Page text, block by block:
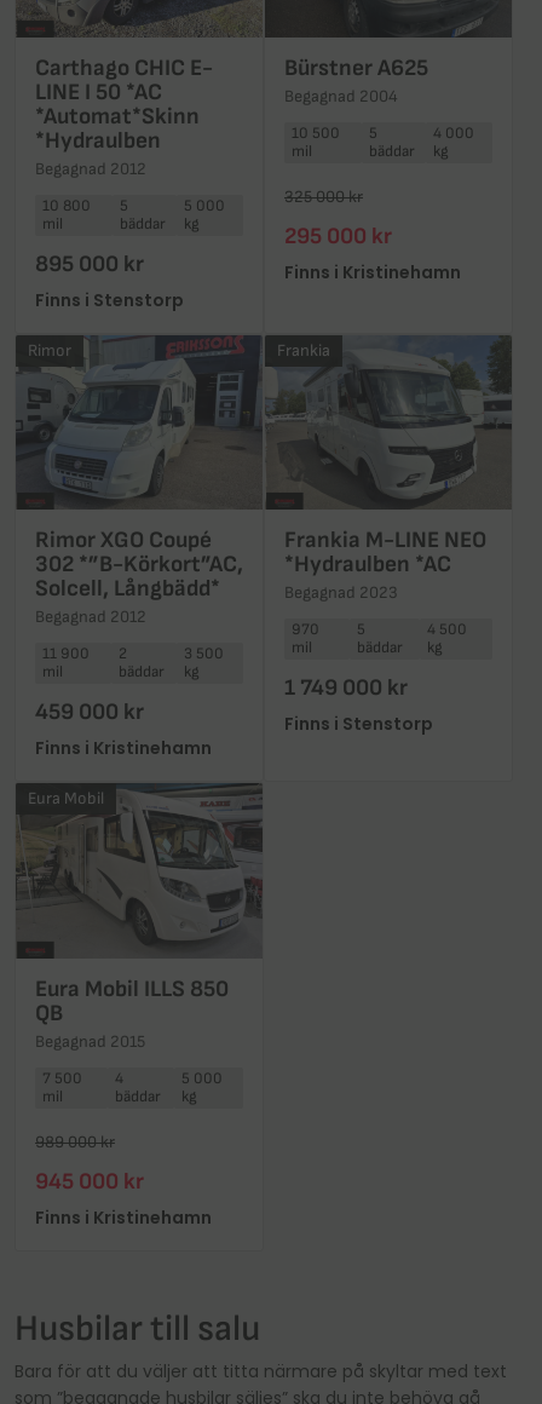
Carthago CHIC E-
LINE I 50 *AC
*Automat*Skinn
*Hydraulben
Begagnad 2012
10 800
mil
5
bäddar
5 000
kg
895 000 kr
Finns i Stenstorp
Bürstner A625
Begagnad 2004
10 500
mil
5
bäddar
4 000
kg
325 000 kr
295 000 kr
Finns i Kristinehamn
Rimor
Rimor XGO Coupé
302 *”B-Körkort”AC,
Solcell, Långbädd*
Begagnad 2012
11 900
mil
2
bäddar
3 500
kg
459 000 kr
Finns i Kristinehamn
Frankia
Frankia M-LINE NEO
*Hydraulben *AC
Begagnad 2023
970
mil
5
bäddar
4 500
kg
1 749 000 kr
Finns i Stenstorp
Eura Mobil
Eura Mobil ILLS 850
QB
Begagnad 2015
7 500
mil
4
bäddar
5 000
kg
989 000 kr
945 000 kr
Finns i Kristinehamn
Husbilar till salu
Bara för att du väljer att titta närmare på skyltar med text
som ”begagnade husbilar säljes” ska du inte behöva gå